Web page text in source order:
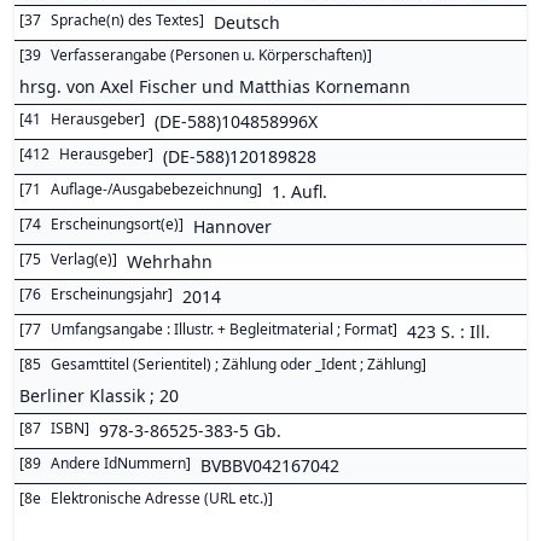
[37 Sprache(n) des Textes] Deutsch
[39 Verfasserangabe (Personen u. Körperschaften)]
hrsg. von Axel Fischer und Matthias Kornemann
[41 Herausgeber] (DE-588)104858996X
[412 Herausgeber] (DE-588)120189828
[71 Auflage-/Ausgabebezeichnung] 1. Aufl.
[74 Erscheinungsort(e)] Hannover
[75 Verlag(e)] Wehrhahn
[76 Erscheinungsjahr] 2014
[77 Umfangsangabe : Illustr. + Begleitmaterial ; Format] 423 S. : Ill.
[85 Gesamttitel (Serientitel) ; Zählung oder _Ident ; Zählung]
Berliner Klassik ; 20
[87 ISBN] 978-3-86525-383-5 Gb.
[89 Andere IdNummern] BVBBV042167042
[8e Elektronische Adresse (URL etc.)]